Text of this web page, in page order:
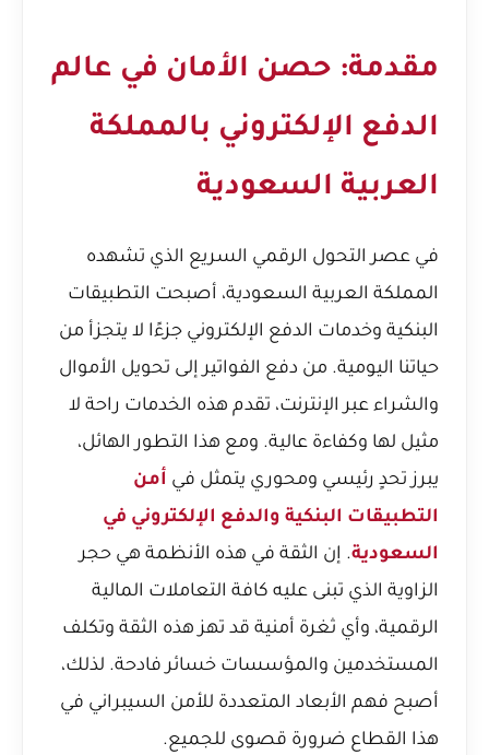
مقدمة: حصن الأمان في عالم
الدفع الإلكتروني بالمملكة
العربية السعودية
في عصر التحول الرقمي السريع الذي تشهده
المملكة العربية السعودية، أصبحت التطبيقات
البنكية وخدمات الدفع الإلكتروني جزءًا لا يتجزأ من
حياتنا اليومية. من دفع الفواتير إلى تحويل الأموال
والشراء عبر الإنترنت، تقدم هذه الخدمات راحة لا
مثيل لها وكفاءة عالية. ومع هذا التطور الهائل،
يبرز تحدٍ رئيسي ومحوري يتمثل في أمن
التطبيقات البنكية والدفع الإلكتروني في
السعودية. إن الثقة في هذه الأنظمة هي حجر
الزاوية الذي تبنى عليه كافة التعاملات المالية
الرقمية، وأي ثغرة أمنية قد تهز هذه الثقة وتكلف
المستخدمين والمؤسسات خسائر فادحة. لذلك،
أصبح فهم الأبعاد المتعددة للأمن السيبراني في
هذا القطاع ضرورة قصوى للجميع.